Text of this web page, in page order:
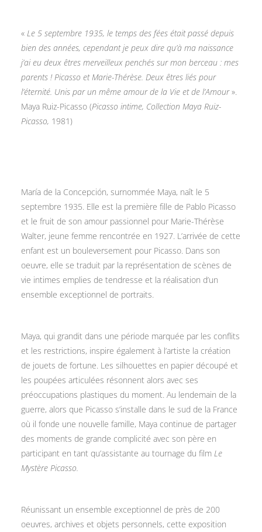
« Le 5 septembre 1935, le temps des fées était passé depuis
bien des années, cependant je peux dire qu’à ma naissance
j’ai eu deux êtres merveilleux penchés sur mon berceau : mes
parents ! Picasso et Marie-Thérèse. Deux êtres liés pour
l’éternité. Unis par un même amour de la Vie et de l’Amour».
Maya Ruiz-Picasso (Picasso intime, Collection Maya Ruiz-
Picasso, 1981)
María de la Concepción, surnommée Maya, naît le 5
septembre 1935. Elle est la première fille de Pablo Picasso
et le fruit de son amour passionnel pour Marie-Thérèse
Walter, jeune femme rencontrée en 1927. L’arrivée de cette
enfant est un bouleversement pour Picasso. Dans son
oeuvre, elle se traduit par la représentation de scènes de
vie intimes emplies de tendresse et la réalisation d’un
ensemble exceptionnel de portraits.
Maya, qui grandit dans une période marquée par les conflits
et les restrictions, inspire également à l’artiste la création
de jouets de fortune. Les silhouettes en papier découpé et
les poupées articulées résonnent alors avec ses
préoccupations plastiques du moment. Au lendemain de la
guerre, alors que Picasso s’installe dans le sud de la France
où il fonde une nouvelle famille, Maya continue de partager
des moments de grande complicité avec son père en
participant en tant qu’assistante au tournage du film Le
Mystère Picasso.
Réunissant un ensemble exceptionnel de près de 200
oeuvres, archives et objets personnels, cette exposition